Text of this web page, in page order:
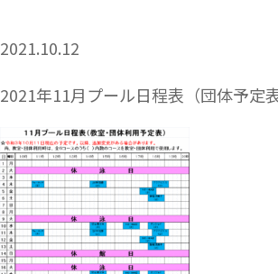
2021.10.12
2021年11月プール日程表（団体予定表